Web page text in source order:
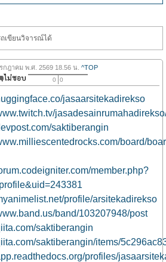
เขียนวิจารณ์ได้
กฎาคม พ.ศ. 2569 18.56 น. ^TOP
0 0
jasaarsitekadirekso
saktiberangin
board/
member.php?
profile/arsitekadirekso
band/103207948/post
saktiberangin
saktiberangin/items/
profiles/